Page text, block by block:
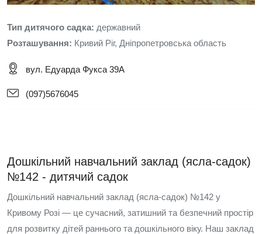
Тип дитячого садка: державний
Розташування: Кривий Ріг, Дніпропетровська область
вул. Едуарда Фукса 39А
(097)5676045
Дошкільний навчальний заклад (ясла-садок)
№142 - дитячий садок
Дошкільний навчальний заклад (ясла-садок) №142 у
Кривому Розі — це сучасний, затишний та безпечний простір
для розвитку дітей раннього та дошкільного віку. Наш заклад